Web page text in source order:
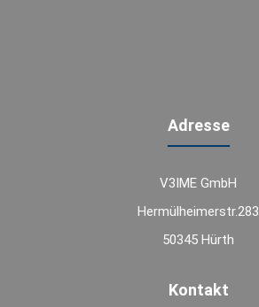
Adresse
V3IME GmbH
Hermülheimerstr.283
50345 Hürth
Kontakt